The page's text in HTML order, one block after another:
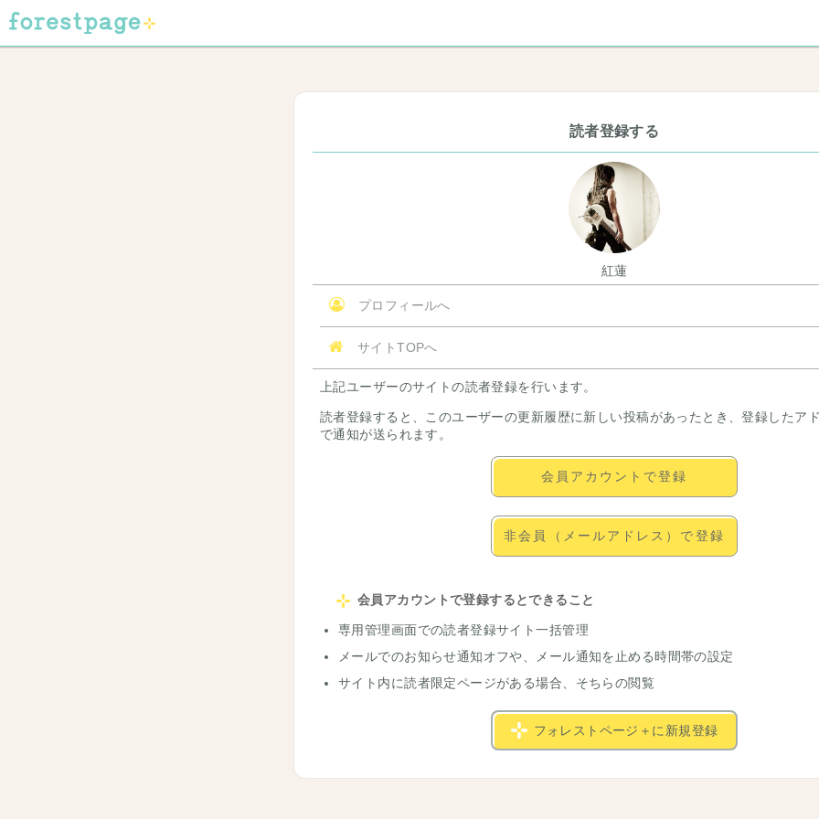
読者登録する
紅蓮
プロフィールへ
サイトTOPへ
上記ユーザーのサイトの読者登録を行います。
読者登録すると、このユーザーの更新履歴に新しい投稿があったとき、登録したア
で通知が送られます。
会員アカウントで登録
非会員（メールアドレス）で登録
会員アカウントで登録するとできること
専用管理画面での読者登録サイト一括管理
メールでのお知らせ通知オフや、メール通知を止める時間帯の設定
サイト内に読者限定ページがある場合、そちらの閲覧
フォレストページ＋に新規登録